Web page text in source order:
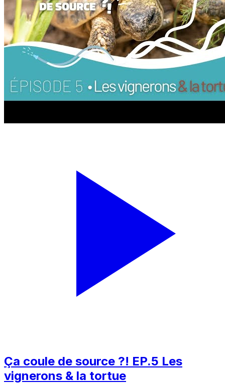
Ça coule de source ?! EP.5 Les
vignerons & la tortue